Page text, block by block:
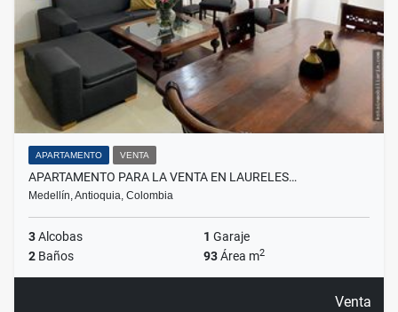
APARTAMENTO VENTA
APARTAMENTO PARA LA VENTA EN LAURELES…
Medellín, Antioquia, Colombia
3Alcobas 1 Garaje
2 Baños 93Área m2
Venta